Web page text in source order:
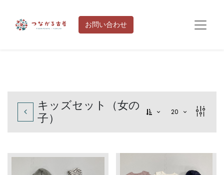
お問い合わせ
キッズセット（女の
子）
20